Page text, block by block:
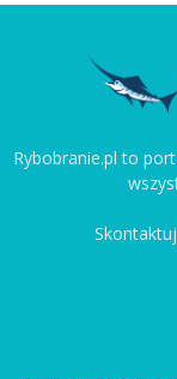
Rybobranie.pl to